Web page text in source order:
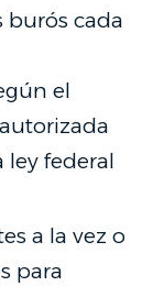
burós cada
el
ley federal
a la vez o
para